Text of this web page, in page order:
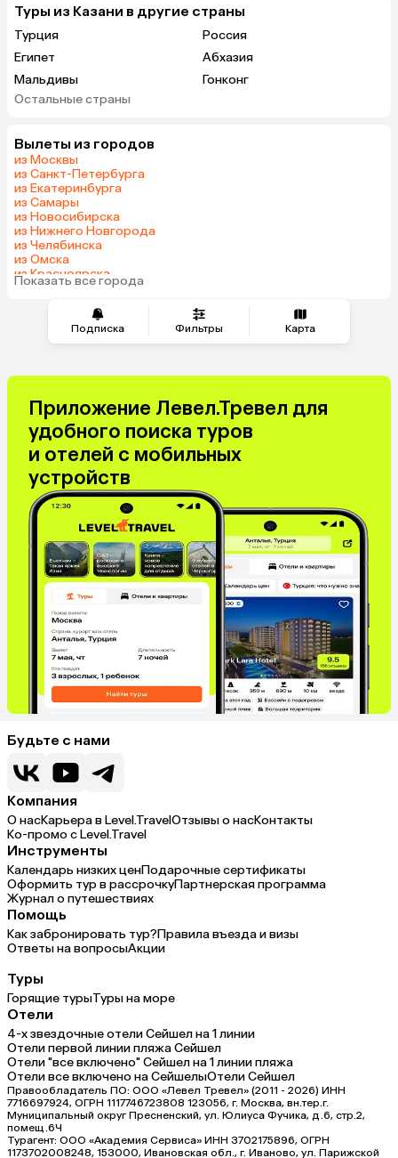
Подписка Фильтры Карта
Туры из Казани в другие страны
Турция
Россия
Египет
Абхазия
Мальдивы
Гонконг
Саудовская Аравия
Остальные страны
Вылеты из городов
из Москвы
из Санкт-Петербурга
из Екатеринбурга
из Самары
из Новосибирска
из Нижнего Новгорода
из Челябинска
из Омска
из Красноярска
из Волгограда
Показать все города
Приложение Левел.Тревел для
удобного поиска туров
и отелей с мобильных
устройств
Будьте с нами
Компания
О насКарьера в Level.TravelОтзывы о насКонтакты
Ко-промо с Level.Travel
Инструменты
Календарь низких ценПодарочные сертификаты
Оформить тур в рассрочкуПартнерская программа
Журнал о путешествиях
Помощь
Как забронировать тур?Правила въезда и визы
Ответы на вопросыАкции
Туры
Горящие турыТуры на море
Отели
4-х звездочные отели Сейшел на 1 линии
Отели первой линии пляжа Сейшел
Отели "все включено" Сейшел на 1 линии пляжа
Отели все включено на СейшелыОтели Сейшел
Правообладатель ПО: ООО «Левел Тревел» (2011 - 2026) ИНН
7716697924, ОГРН 1117746723808 123056, г. Москва, вн.тер.г.
Муниципальный округ Пресненский, ул. Юлиуса Фучика, д.6, стр.2,
помещ.6Ч
Турагент: ООО «Академия Сервиса» ИНН 3702175896, ОГРН
1173702008248, 153000, Ивановская обл., г. Иваново, ул. Парижской